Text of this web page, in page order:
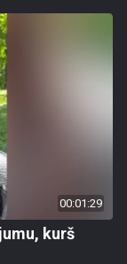
00:01:29
kurš